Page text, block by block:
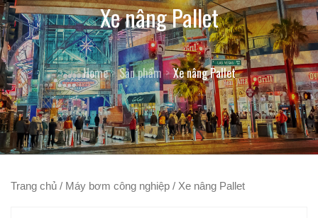
Xe nâng Pallet
Home Sản phẩm Xe nâng Pallet
Trang chủ / Máy bơm công nghiệp / Xe nâng Pallet